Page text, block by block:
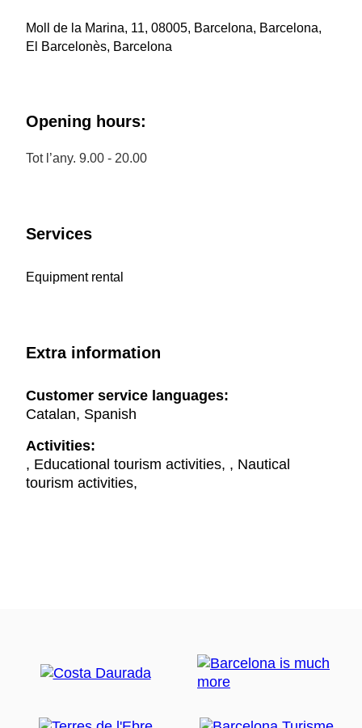
Moll de la Marina, 11, 08005, Barcelona, Barcelona,
El Barcelonès, Barcelona
Opening hours:
Tot l’any. 9.00 - 20.00
Services
Equipment rental
Extra information
Customer service languages:
Catalan, Spanish
Activities:
, Educational tourism activities, , Nautical
tourism activities,